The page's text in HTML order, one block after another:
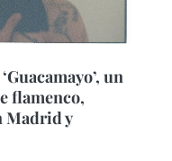
un
flamenco,
Madrid y